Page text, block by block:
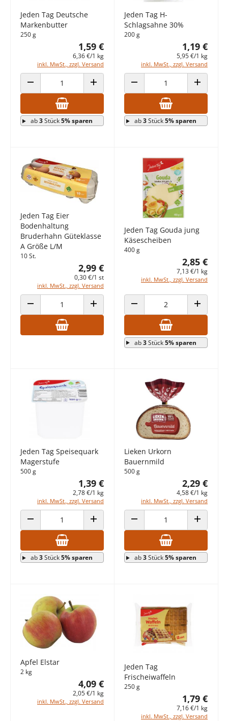
Jeden Tag Deutsche
Markenbutter
250 g
1,59 €
6,36 €/1 kg
inkl. MwSt., zzgl. Versand
ANZAHL VERRINGERN ANZAHL ERHÖHEN
ab3Stück5% sparen
Jeden Tag H-
Schlagsahne 30%
200 g
1,19 €
5,95 €/1 kg
inkl. MwSt., zzgl. Versand
ANZAHL VERRINGERN ANZAHL
ab3Stück5% sparen
Jeden Tag Eier
Bodenhaltung
Bruderhahn Güteklasse
A Größe L/M
10 St.
2,99 €
0,30 €/1 st
inkl. MwSt., zzgl. Versand
ANZAHL VERRINGERN ANZAHL ERHÖHEN
Jeden Tag Gouda jung
Käsescheiben
400 g
2,85 €
7,13 €/1 kg
inkl. MwSt., zzgl. Versand
ANZAHL VERRINGERN ANZAHL
ab3Stück5% sparen
Jeden Tag Speisequark
Magerstufe
500 g
1,39 €
2,78 €/1 kg
inkl. MwSt., zzgl. Versand
ANZAHL VERRINGERN ANZAHL ERHÖHEN
ab3Stück5% sparen
Lieken Urkorn
Bauernmild
500 g
2,29 €
4,58 €/1 kg
inkl. MwSt., zzgl. Versand
ANZAHL VERRINGERN ANZAHL
ab3Stück5% sparen
Apfel Elstar
2 kg
4,09 €
2,05 €/1 kg
inkl. MwSt., zzgl. Versand
Jeden Tag
Frischeiwaffeln
250 g
1,79 €
7,16 €/1 kg
inkl. MwSt., zzgl. Versand